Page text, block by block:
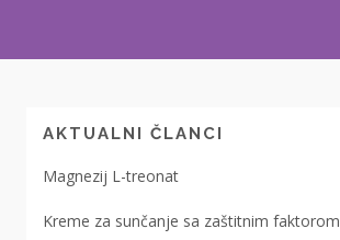
AKTUALNI ČLANCI
Magnezij L-treonat
Kreme za sunčanje sa zaštitnim faktorom